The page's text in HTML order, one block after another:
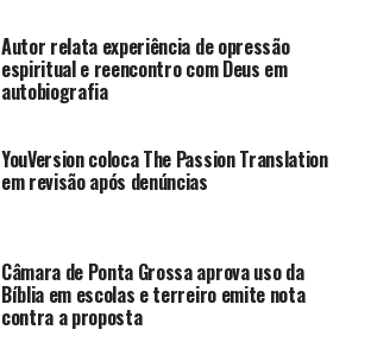
Autor relata experiência de opressão
espiritual e reencontro com Deus em
autobiografia
YouVersion coloca The Passion Translation
em revisão após denúncias
Câmara de Ponta Grossa aprova uso da
Bíblia em escolas e terreiro emite nota
contra a proposta